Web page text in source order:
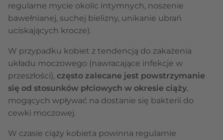
regularne mycie okolic intymnych, noszenie
bawełnianej, suchej bielizny, unikanie ubrań
uciskających krocze).
W przypadku kobiet z tendencją do zakażenia
układu moczowego (nawracające infekcje w
przeszłości), często zalecane jest powstrzymanie
się od stosunków płciowych w okresie ciąży,
mogących wpływać na dostanie się bakterii do
cewki moczowej.
W czasie ciąży kobieta powinna regularnie